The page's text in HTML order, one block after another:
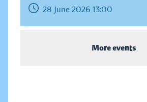
28 June 2026 13:00
More events